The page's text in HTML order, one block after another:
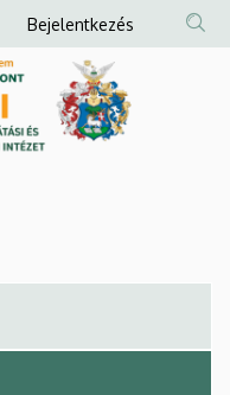
Anonim
Felhasználói
fiók
menüje
Bejelentkezés